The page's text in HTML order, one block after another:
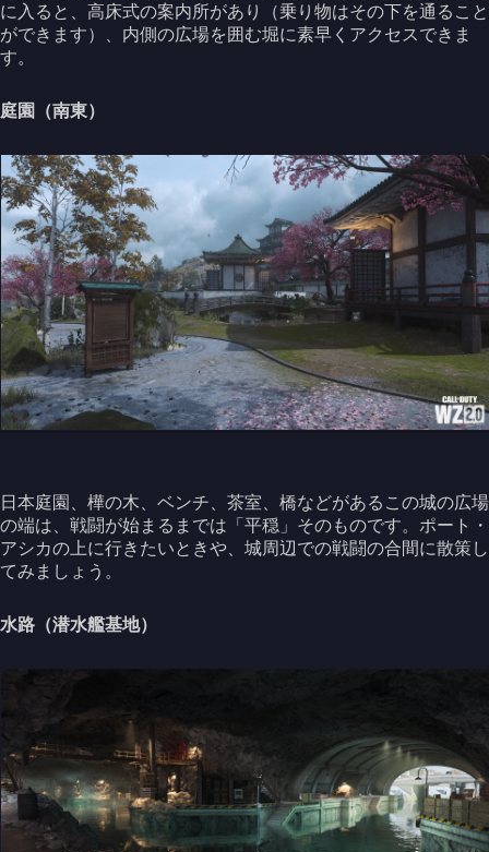
に入ると、高床式の案内所があり（乗り物はその下を通ること
ができます）、内側の広場を囲む堀に素早くアクセスできま
す。
庭園（南東）
日本庭園、樺の木、ベンチ、茶室、橋などがあるこの城の広場
の端は、戦闘が始まるまでは「平穏」そのものです。ポート・
アシカの上に行きたいときや、城周辺での戦闘の合間に散策し
てみましょう。
水路（潜水艦基地）